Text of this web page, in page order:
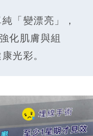
「變漂亮」，
化肌膚與組
光彩。